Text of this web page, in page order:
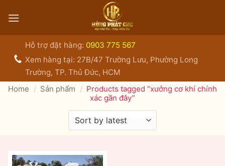
qua
Hỗ trợ đặt hàng: 0903 775 567
Xem hàng tại: 27B/47 Trường Lưu, Phường Long
Trường, TP. Thủ Đức, HCM
Home / Sản phẩm / Products tagged “xưởng cơ khí chính
xác gần đây”